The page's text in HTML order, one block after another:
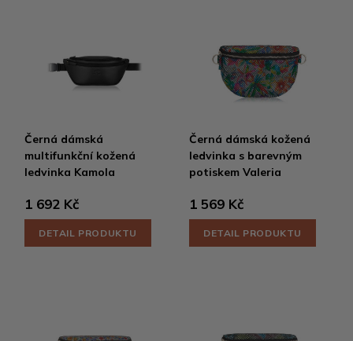
Černá dámská
multifunkční kožená
ledvinka Kamola
1 692 Kč
DETAIL PRODUKTU
Černá dámská kožená
ledvinka s barevným
potiskem Valeria
1 569 Kč
DETAIL PRODUKTU